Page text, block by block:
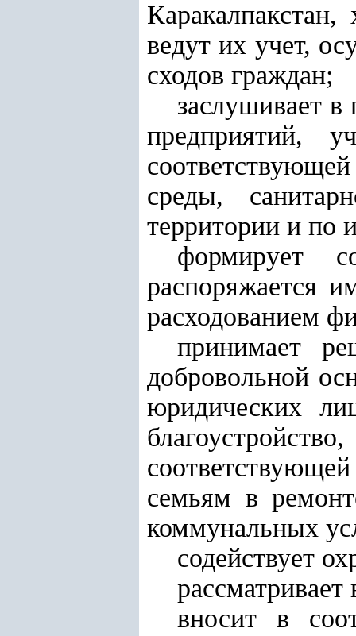
ведут их учет,
сходов граждан;
заслушивает в
предприятий,
среды,
территории и по
формирует
распоряжается
расходованием
принимает
добровольной
юридических
семьям в
коммунальных
содействует
рассматривает
вносит в